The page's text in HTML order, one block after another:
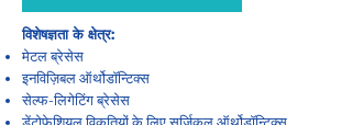
विशेषज्ञता के क्षेत्र:
मेटल ब्रेसेस
इनविज़िबल ऑर्थोडॉन्टिक्स
सेल्फ-लिगेटिंग ब्रेसेस